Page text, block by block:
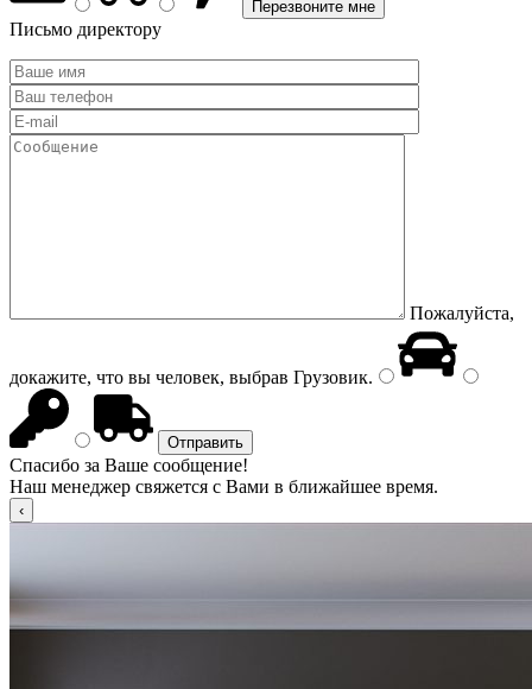
Письмо директору
Пожалуйста,
докажите, что вы человек, выбрав Грузовик.
Спасибо за Ваше сообщение!
Наш менеджер свяжется с Вами в ближайшее время.